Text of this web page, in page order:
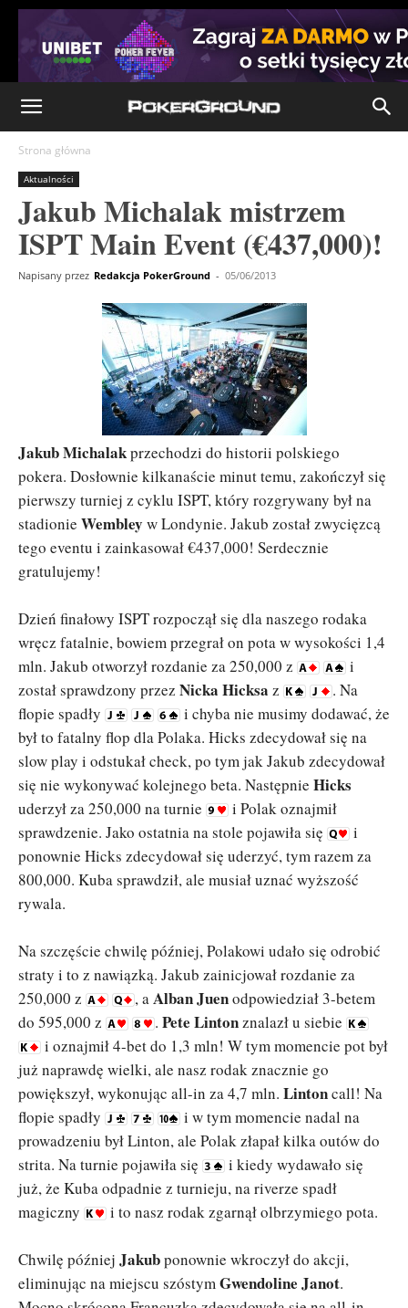
Strona główna
Aktualności
Jakub Michalak mistrzem
ISPT Main Event (€437,000)!
Napisany przez Redakcja PokerGround - 05/06/2013
Jakub Michalakprzechodzi do historii polskiego
pokera. Dosłownie kilkanaście minut temu, zakończył się
pierwszy turniej z cyklu ISPT, który rozgrywany był na
stadionie Wembley w Londynie. Jakub został zwycięzcą
tego eventu i zainkasował €437,000! Serdecznie
gratulujemy!
Dzień finałowy ISPT rozpoczął się dla naszego rodaka
wręcz fatalnie, bowiem przegrał on pota w wysokości 1,4
mln. Jakub otworzył rozdanie za 250,000 z
i
został sprawdzony przez Nicka Hicksa z
. Na
flopie spadły
i chyba nie musimy dodawać, że
był to fatalny flop dla Polaka. Hicks zdecydował się na
slow play i odstukał check, po tym jak Jakub zdecydował
się nie wykonywać kolejnego beta. Następnie Hicks
uderzył za 250,000 na turnie
i Polak oznajmił
sprawdzenie. Jako ostatnia na stole pojawiła się
i
ponownie Hicks zdecydował się uderzyć, tym razem za
800,000. Kuba sprawdził, ale musiał uznać wyższość
rywala.
Na szczęście chwilę później, Polakowi udało się odrobić
straty i to z nawiązką. Jakub zainicjował rozdanie za
250,000 z
, aAlban Juenodpowiedział 3-betem
do 595,000 z
. Pete Lintonznalazł u siebie
i oznajmił 4-bet do 1,3 mln! W tym momencie pot był
już naprawdę wielki, ale nasz rodak znacznie go
powiększył, wykonując all-in za 4,7 mln. Lintoncall! Na
flopie spadły
i w tym momencie nadal na
prowadzeniu był Linton, ale Polak złapał kilka outów do
strita. Na turnie pojawiła się
i kiedy wydawało się
już, że Kuba odpadnie z turnieju, na riverze spadł
magiczny
i to nasz rodak zgarnął olbrzymiego pota.
Chwilę później Jakubponownie wkroczył do akcji,
eliminując na miejscu szóstymGwendoline Janot.